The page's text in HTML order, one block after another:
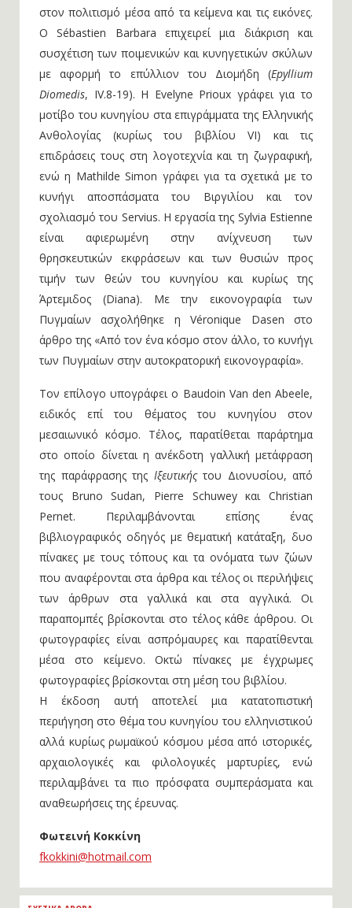
στον πολιτισμό μέσα από τα κείμενα και τις εικόνες.
Ο Sébastien Barbara επιχειρεί μια διάκριση και
συσχέτιση των ποιμενικών και κυνηγετικών σκύλων
με αφορμή το επύλλιον του Διομήδη (Epyllium
Diomedis, IV.8-19). Η Evelyne Prioux γράφει για το
μοτίβο του κυνηγίου στα επιγράμματα της Ελληνικής
Ανθολογίας (κυρίως του βιβλίου VI) και τις
επιδράσεις τους στη λογοτεχνία και τη ζωγραφική,
ενώ η Mathilde Simon γράφει για τα σχετικά με το
κυνήγι αποσπάσματα του Βιργιλίου και τον
σχολιασμό του Servius. H εργασία της Sylvia Estienne
είναι αφιερωμένη στην ανίχνευση των
θρησκευτικών εκφράσεων και των θυσιών προς
τιμήν των θεών του κυνηγίου και κυρίως της
Άρτεμιδος (Diana). Με την εικονογραφία των
Πυγμαίων ασχολήθηκε η Véronique Dasen στο
άρθρο της «Από τον ένα κόσμο στον άλλο, το κυνήγι
των Πυγμαίων στην αυτοκρατορική εικονογραφία».
Τον επίλογο υπογράφει ο Baudoin Van den Abeele,
ειδικός επί του θέματος του κυνηγίου στον
μεσαιωνικό κόσμο. Τέλος, παρατίθεται παράρτημα
στο οποίο δίνεται η ανέκδοτη γαλλική μετάφραση
της παράφρασης της Ιξευτικήςτου Διονυσίου, από
τους Bruno Sudan, Pierre Schuwey και Christian
Pernet. Περιλαμβάνονται επίσης ένας
βιβλιογραφικός οδηγός με θεματική κατάταξη, δυο
πίνακες με τους τόπους και τα ονόματα των ζώων
που αναφέρονται στα άρθρα και τέλος οι περιλήψεις
των άρθρων στα γαλλικά και στα αγγλικά. Οι
παραπομπές βρίσκονται στο τέλος κάθε άρθρου. Οι
φωτογραφίες είναι ασπρόμαυρες και παρατίθενται
μέσα στο κείμενο. Οκτώ πίνακες με έγχρωμες
φωτογραφίες βρίσκονται στη μέση του βιβλίου.
Η έκδοση αυτή αποτελεί μια κατατοπιστική
περιήγηση στο θέμα του κυνηγίου του ελληνιστικού
αλλά κυρίως ρωμαϊκού κόσμου μέσα από ιστορικές,
αρχαιολογικές και φιλολογικές μαρτυρίες, ενώ
περιλαμβάνει τα πιο πρόσφατα συμπεράσματα και
αναθεωρήσεις της έρευνας.
Φωτεινή Κοκκίνη
fkokkini@hotmail.com